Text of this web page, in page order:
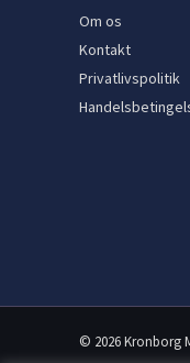
Om os
Kontakt
Privatlivspolitik
© 2026 Kronborg